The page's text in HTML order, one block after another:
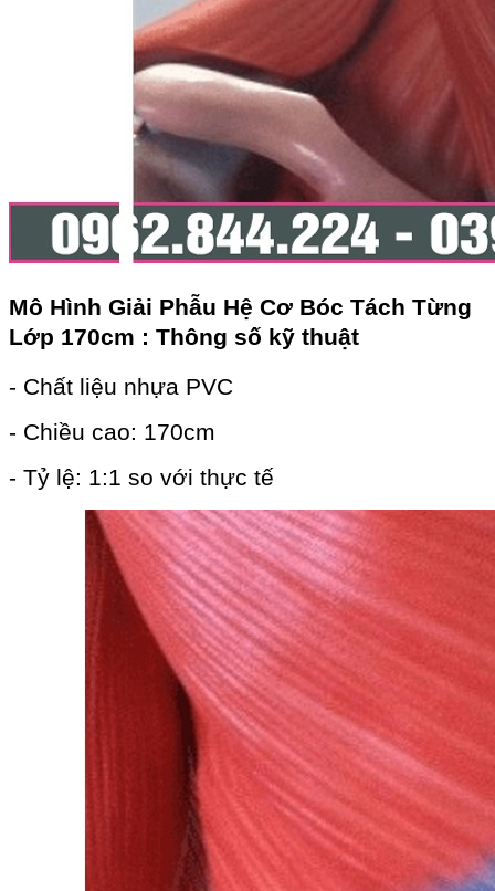
Mô Hình Giải Phẫu Hệ Cơ Bóc Tách Từng
Lớp 170cm : Thông số kỹ thuật
- Chất liệu nhựa PVC
- Chiều cao: 170cm
- Tỷ lệ: 1:1 so với thực tế